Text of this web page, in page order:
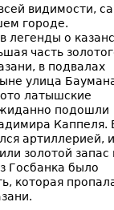
видимости,
городе.
легенды о
часть
в подвалах
улица
латышские
подошли
Каппеля.
артиллерией,
золотой запас
Госбанка было
которая